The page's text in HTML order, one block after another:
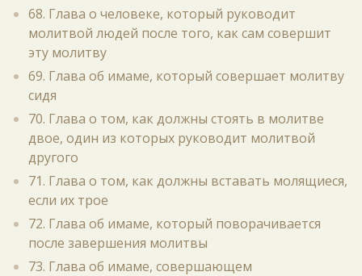
68. Глава о человеке, который руководит
молитвой людей после того, как сам совершит
эту молитву
69. Глава об имаме, который совершает молитву
сидя
70. Глава о том, как должны стоять в молитве
двое, один из которых руководит молитвой
другого
71. Глава о том, как должны вставать молящиеся,
если их трое
72. Глава об имаме, который поворачивается
после завершения молитвы
73. Глава об имаме, совершающем